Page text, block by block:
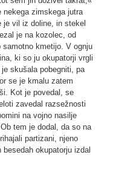
nekega zimskega jutra
je vil iz doline, in stekel
je na kozolec, od
samotno kmetijo. V ognju
ki so ju okupatorji vrgli
skušala pobegniti, pa
se je kmalu zatem
Kot je povedal, se
zavedal razsežnosti
na vojno nasilje
tem je dodal, da so na
partizani, njeno
okupatorju izdal